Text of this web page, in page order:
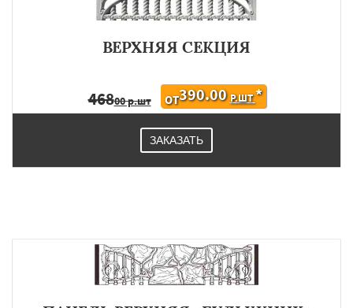
ВЕРХНЯЯ СЕКЦИЯ
46800 р.шт ОТ390.00 Р.ШТ*
ЗАКАЗАТЬ